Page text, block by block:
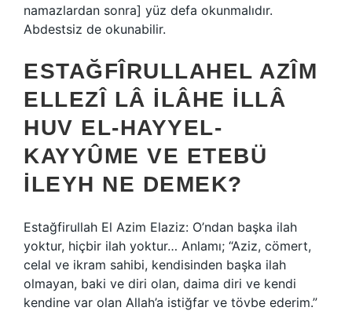
namazlardan sonra] yüz defa okunmalıdır.
Abdestsiz de okunabilir.
ESTAĞFÎRULLAHEL AZÎM
ELLEZÎ LÂ ILÂHE ILLÂ
HUV EL-HAYYEL-
KAYYÛME VE ETEBÜ
ILEYH NE DEMEK?
Estağfirullah El Azim Elaziz: O’ndan başka ilah
yoktur, hiçbir ilah yoktur… Anlamı; “Aziz, cömert,
celal ve ikram sahibi, kendisinden başka ilah
olmayan, baki ve diri olan, daima diri ve kendi
kendine var olan Allah’a istiğfar ve tövbe ederim.”